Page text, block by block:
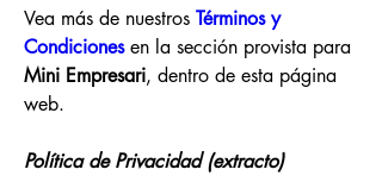
Vea más de nuestros Términos y
Condiciones en la sección provista para
Mini Empresari, dentro de esta página
web.
Política de Privacidad (extracto)